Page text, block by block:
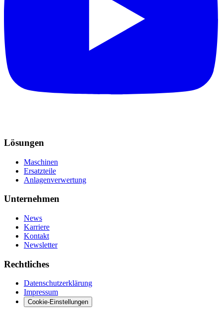
Lösungen
Maschinen
Ersatzteile
Anlagenverwertung
Unternehmen
News
Karriere
Kontakt
Newsletter
Rechtliches
Datenschutzerklärung
Impressum
Cookie-Einstellungen